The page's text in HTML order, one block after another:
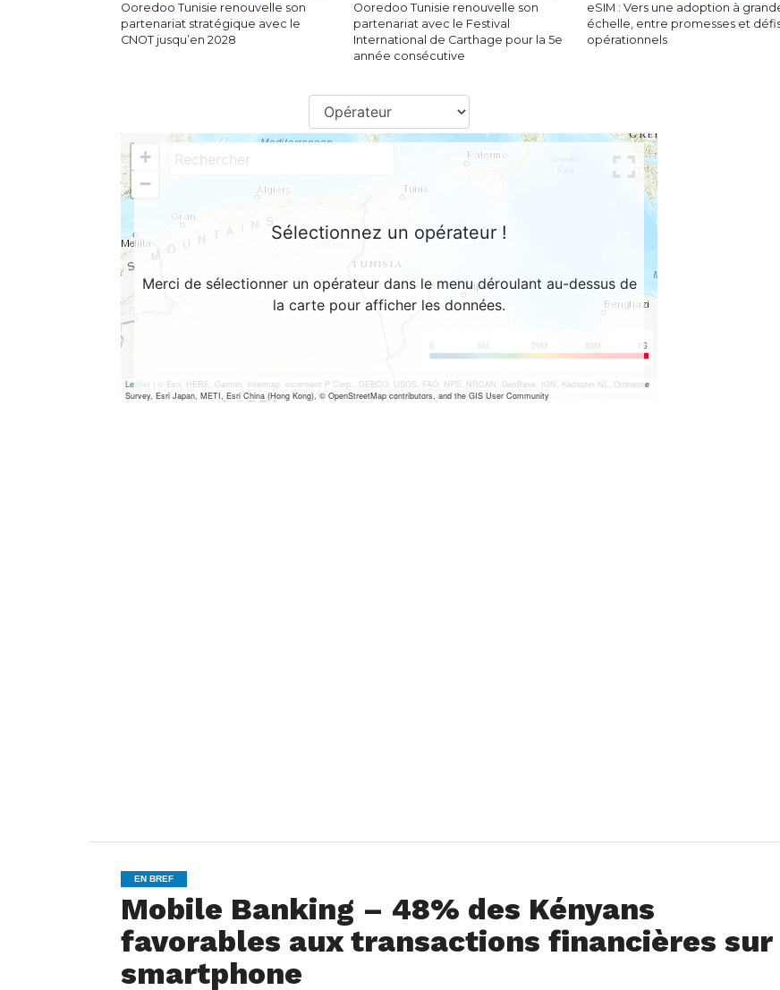
Ooredoo Tunisie renouvelle son
partenariat stratégique avec le
CNOT jusqu’en 2028
Ooredoo Tunisie renouvelle son
partenariat avec le Festival
International de Carthage pour la 5e
année consécutive
eSIM : Vers une adoption à
échelle, entre promesses et
opérationnels
EN BREF
Mobile Banking – 48% des Kényans
favorables aux transactions financières sur
smartphone